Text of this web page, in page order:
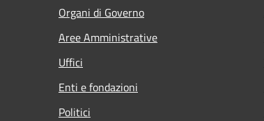
Organi di Governo
Aree Amministrative
Uffici
Enti e fondazioni
Politici